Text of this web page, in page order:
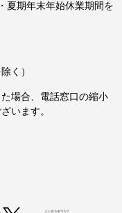
夏期年末年始休業期間を
く）
場合、電話窓口の縮小
います。